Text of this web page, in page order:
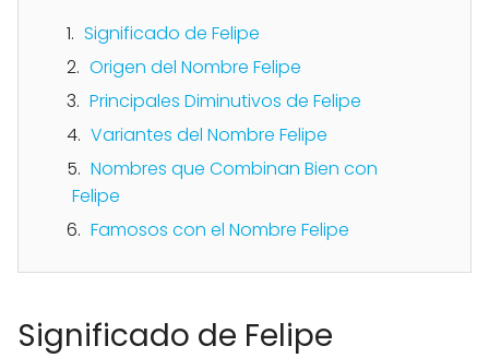
Significado de Felipe
Origen del Nombre Felipe
Principales Diminutivos de Felipe
Variantes del Nombre Felipe
Nombres que Combinan Bien con
Felipe
Famosos con el Nombre Felipe
Significado de Felipe